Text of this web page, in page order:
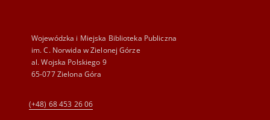
Wojewódzka i Miejska Biblioteka Publiczna
im. C. Norwida w Zielonej Górze
al. Wojska Polskiego 9
65-077 Zielona Góra
(+48) 68 453 26 06